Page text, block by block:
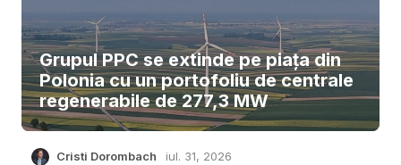
Grupul PPC se extinde pe piața din
Polonia cu un portofoliu de centrale
regenerabile de 277,3 MW
Cristi Dorombach iul. 31, 2026